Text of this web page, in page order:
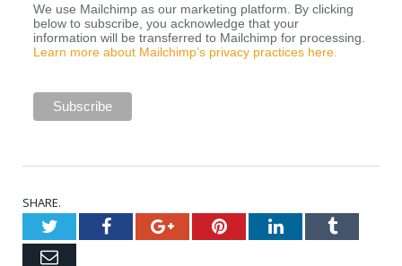
We use Mailchimp as our marketing platform. By clicking
below to subscribe, you acknowledge that your
information will be transferred to Mailchimp for processing.
Learn more about Mailchimp’s privacy practices here.
SHARE.
TwitterFacebookGoogle+PinterestLinkedInTumblr
Email